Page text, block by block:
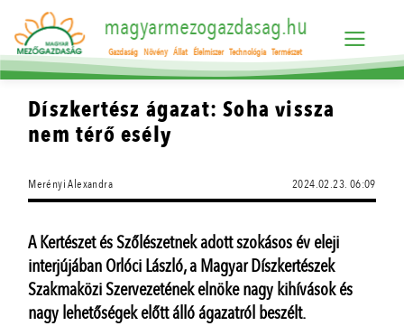
magyarmezogazdasag.hu
Gazdaság Növény Állat Élelmiszer Technológia Természet
Díszkertész ágazat: Soha vissza
nem térő esély
Merényi Alexandra 2024.02.23. 06:09
A Kertészet és Szőlészetnek adott szokásos év eleji
interjújában Orlóci László, a Magyar Díszkertészek
Szakmaközi Szervezetének elnöke nagy kihívások és
nagy lehetőségek előtt álló ágazatról beszélt.